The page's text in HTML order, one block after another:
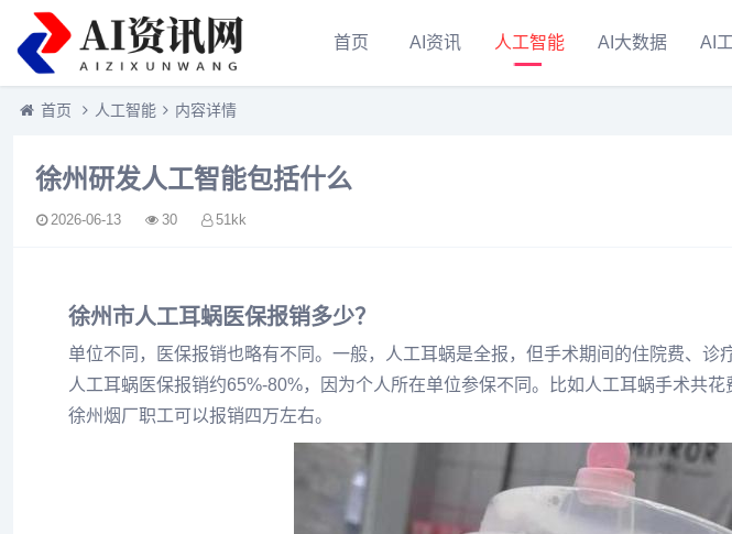
首页 AI资讯 人工智能 AI大数据 AI
首页 人工智能 内容详情
徐州研发人工智能包括什么
2026-06-13 30 51kk
徐州市人工耳蜗医保报销多少？
单位不同，医保报销也略有不同。一般，人工耳蜗是全报，但手术期间的住院费、诊
人工耳蜗医保报销约65%-80%，因为个人所在单位参保不同。比如人工耳蜗手术共花
徐州烟厂职工可以报销四万左右。